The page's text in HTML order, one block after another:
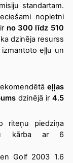
standartam.
nopietni
no 300 līdz 510
dzinēja resurss
eļļu un
eļļas
dzinējā ir 4.5
riteņu piedziņa
kārba ar 6
Golf 2003 1.6